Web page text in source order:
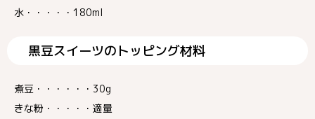
水・・・・・180ml
黒豆スイーツのトッピング材料
煮豆・・・・・・30g
きな粉・・・・・適量